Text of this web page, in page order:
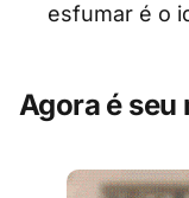
esfumar é o
Agora é seu